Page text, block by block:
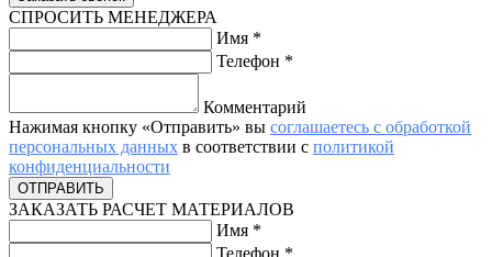
СПРОСИТЬ МЕНЕДЖЕРА
Имя *
Телефон *
Комментарий
Нажимая кнопку «Отправить» вы соглашаетесь с обработкой
персональных данных в соответствии с политикой
конфиденциальности
ЗАКАЗАТЬ РАСЧЕТ МАТЕРИАЛОВ
Имя *
Телефон *